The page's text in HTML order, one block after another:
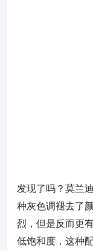
发现了吗？莫兰
种灰色调褪去了
烈，但是反而更
低饱和度，这种